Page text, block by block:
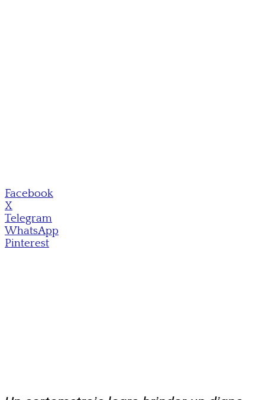
Facebook
X
Telegram
WhatsApp
Pinterest